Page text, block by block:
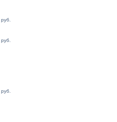
руб.
руб.
руб.